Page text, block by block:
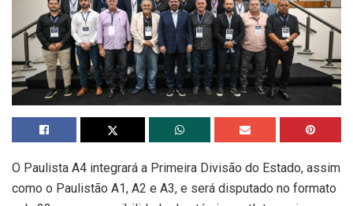
O Paulista A4 integrará a Primeira Divisão do Estado, assim
como o Paulistão A1, A2 e A3, e será disputado no formato